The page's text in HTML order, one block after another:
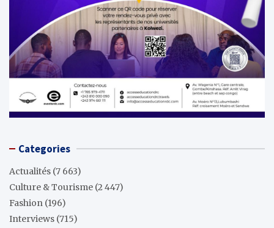
Categories
Actualités (7 663)
Culture & Tourisme (2 447)
Fashion (196)
Interviews (715)